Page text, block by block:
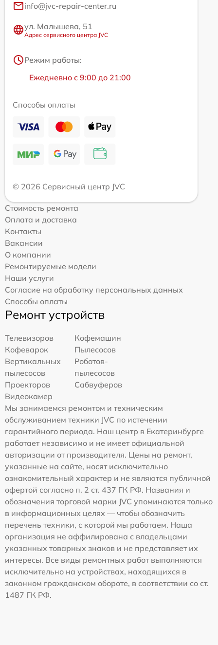
info@jvc-repair-center.ru
ул. Малышева, 51
Адрес сервисного центра JVC
Режим работы:
Ежедневно с 9:00 до 21:00
Способы оплаты
© 2026 Сервисный центр JVC
Стоимость ремонта
Оплата и доставка
Контакты
Вакансии
О компании
Ремонтируемые модели
Наши услуги
Согласие на обработку персональных данных
Способы оплаты
Ремонт устройств
Телевизоров
Кофемашин
Кофеварок
Пылесосов
Вертикальных
пылесосов
Роботов-
пылесосов
Проекторов
Сабвуферов
Видеокамер
Мы занимаемся ремонтом и техническим
обслуживанием техники JVC по истечении
гарантийного периода. Наш центр в Екатеринбурге
работает независимо и не имеет официальной
авторизации от производителя. Цены на ремонт,
указанные на сайте, носят исключительно
ознакомительный характер и не являются публичной
офертой согласно п. 2 ст. 437 ГК РФ. Названия и
обозначения торговой марки JVC упоминаются только
в информационных целях — чтобы обозначить
перечень техники, с которой мы работаем. Наша
организация не аффилирована с владельцами
указанных товарных знаков и не представляет их
интересы. Все виды ремонтных работ выполняются
исключительно на устройствах, находящихся в
законном гражданском обороте, в соответствии со ст.
1487 ГК РФ.